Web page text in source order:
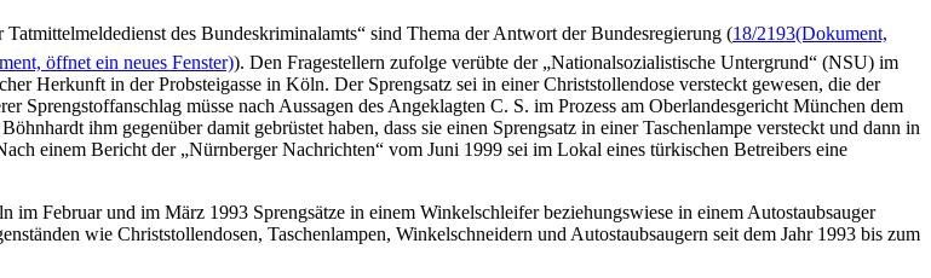
des Bundeskriminalamts“ sind Thema der Antwort der Bundesregierung (18/2193(Dokument,
öffnet ein neues Fenster)). Den Fragestellern zufolge verübte der „Nationalsozialistische Untergrund“ (NSU) im
Herkunft in der Probsteigasse in Köln. Der Sprengsatz sei in einer Christstollendose versteckt gewesen, die der
Sprengstoffanschlag müsse nach Aussagen des Angeklagten C. S. im Prozess am Oberlandesgericht München dem
ihm gegenüber damit gebrüstet haben, dass sie einen Sprengsatz in einer Taschenlampe versteckt und dann in
einem Bericht der „Nürnberger Nachrichten“ vom Juni 1999 sei im Lokal eines türkischen Betreibers eine
Februar und im März 1993 Sprengsätze in einem Winkelschleifer beziehungswiese in einem Autostaubsauger
wie Christstollendosen, Taschenlampen, Winkelschneidern und Autostaubsaugern seit dem Jahr 1993 bis zum